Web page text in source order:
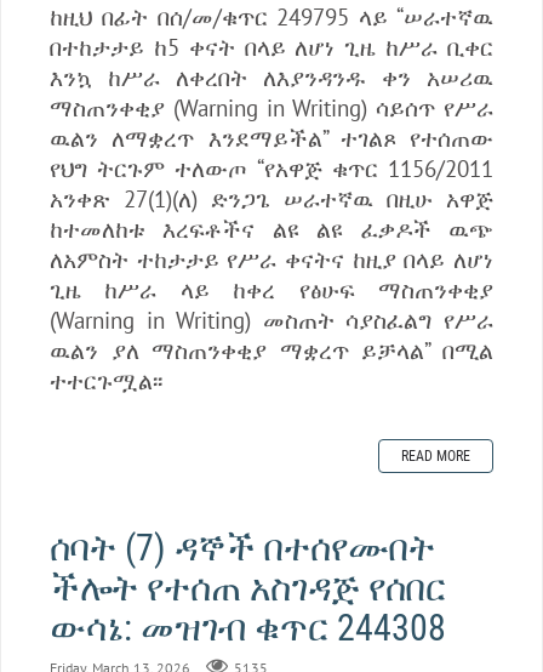
ከዚህ በፊት በሰ/መ/ቁጥር 249795 ላይ “ሠራተኛዉ
በተከታታይ ከ5 ቀናት በላይ ለሆነ ጊዜ ከሥራ ቢቀር
እንኳ ከሥራ ለቀረበት ለእያንዳንዱ ቀን አሠሪዉ
ማስጠንቀቂያ (Warning in Writing) ሳይሰጥ የሥራ
ዉልን ለማቋረጥ እንደማይችል” ተገልጾ የተሰጠው
የህግ ትርጉም ተለውጦ “የአዋጅ ቁጥር 1156/2011
አንቀጽ 27(1)(ለ) ድንጋጌ ሠራተኛዉ በዚሁ አዋጅ
ከተመለከቱ እረፍቶችና ልዩ ልዩ ፈቃዶች ዉጭ
ለአምስት ተከታታይ የሥራ ቀናትና ከዚያ በላይ ለሆነ
ጊዜ ከሥራ ላይ ከቀረ የፅሁፍ ማስጠንቀቂያ
(Warning in Writing) መስጠት ሳያስፈልግ የሥራ
ዉልን ያለ ማስጠንቀቂያ ማቋረጥ ይቻላል” በሚል
ተተርጉሟል፡፡
READ MORE
ሰባት (7) ዳኞች በተሰየሙበት
ችሎት የተሰጠ አስገዳጅ የሰበር
ውሳኔ: መዝገብ ቁጥር 244308
Friday, March 13, 2026 5135